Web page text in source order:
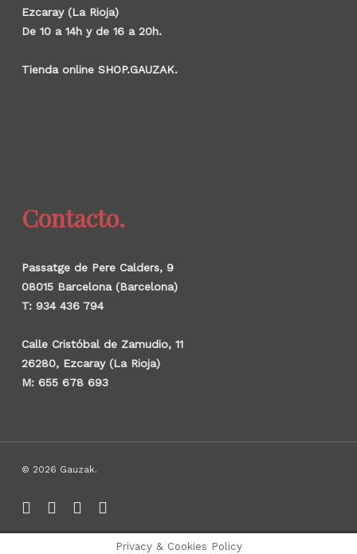
Ezcaray (La Rioja)
De 10 a 14h y de 16 a 20h.
Tienda online SHOP.GAUZAK.
Contacto.
Passatge de Pere Calders, 9
08015 Barcelona (Barcelona)
T: 934 436 794
Calle Cristóbal de Zamudio, 11
26280, Ezcaray (La Rioja)
M: 655 678 693
© 2026 Gauzak.
linkedininstagrambehancewhatsapp
Privacy & Cookies Policy